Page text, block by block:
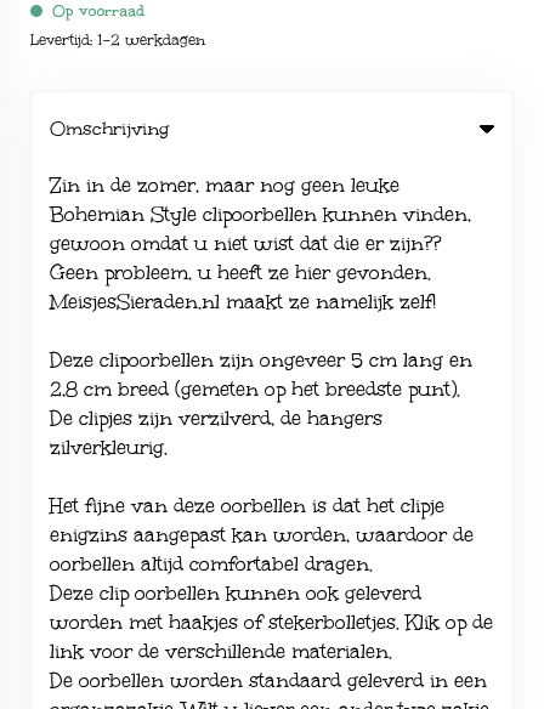
Op voorraad
Levertijd: 1-2 werkdagen
Omschrijving
Zin in de zomer, maar nog geen leuke
Bohemian Style clipoorbellen kunnen vinden,
gewoon omdat u niet wist dat die er zijn??
Geen probleem, u heeft ze hier gevonden.
MeisjesSieraden.nl maakt ze namelijk zelf!
Deze clipoorbellen zijn ongeveer 5 cm lang en
2,8 cm breed (gemeten op het breedste punt).
De clipjes zijn verzilverd, de hangers
zilverkleurig.
Het fijne van deze oorbellen is dat het clipje
enigzins aangepast kan worden, waardoor de
oorbellen altijd comfortabel dragen.
Deze clip oorbellen kunnen ook geleverd
worden met haakjes of stekerbolletjes. Klik op de
link voor de verschillende materialen.
De oorbellen worden standaard geleverd in een